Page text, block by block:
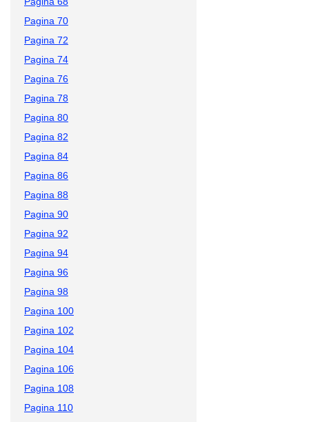
Pagina 70
Pagina 72
Pagina 74
Pagina 76
Pagina 78
Pagina 80
Pagina 82
Pagina 84
Pagina 86
Pagina 88
Pagina 90
Pagina 92
Pagina 94
Pagina 96
Pagina 98
Pagina 100
Pagina 102
Pagina 104
Pagina 106
Pagina 108
Pagina 110